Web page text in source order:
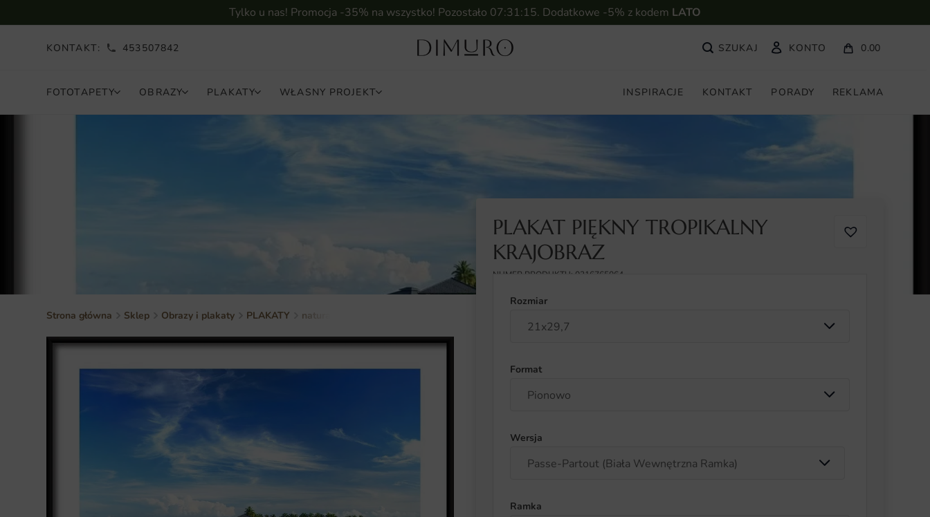
Tylko u nas! Promocja -35% na wszystko! Pozostało 07:31:14. Dodatkowe -5% z kodem LATO
KONTAKT: 453507842 KONTO 0.00
FOTOTAPETY OBRAZY PLAKATY WŁASNY PROJEKT INSPIRACJE KONTAKT PORADY REKLAMA
Strona główna Sklep Obrazy i plakaty PLAKATY natura i botanika
PLAKAT PIĘKNY TROPIKALNY
KRAJOBRAZ
NUMER PRODUKTU: 0316765064
Rozmiar
Format
Wersja
Ramka